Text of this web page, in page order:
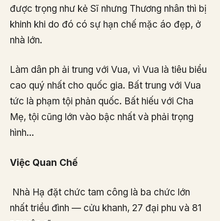
được trọng như kẻ Sĩ nhưng Thương nhân thì bị
khinh khi do đó có sự hạn chế mặc áo đẹp, ở
nhà lớn.
Làm dân ph ải trung với Vua, vì Vua là tiêu biểu
cao quý nhất cho quốc gia. Bất trung với Vua
tức là phạm tội phản quốc. Bất hiếu với Cha
Mẹ, tội cũng lớn vào bậc nhất và phải trọng
hình…
Việc Quan Chế
Nhà Hạ đặt chức tam công là ba chức lớn
nhất triều đình — cửu khanh, 27 đại phu và 81